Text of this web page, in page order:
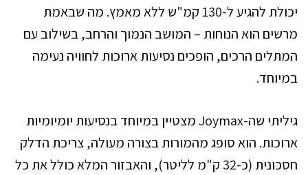
יכולת להגיע ל-130 קמ"ש ללא מאמץ. מה שבאמת
מרשים הוא הנוחות – המושב הנמוך והרחב, בשילוב עם
המתלים הרכים, הופכים נסיעות ארוכות לחוויה נעימה
במיוחד.
גיליתי שה-Joymax מצטיין במיוחד בנסיעות יומיומיות
ארוכות. הוא סופג מהמורות בצורה מעולה, צריכת הדלק
חסכונית (כ-32 ק"מ לליטר), והאבזור המלא כולל את כל